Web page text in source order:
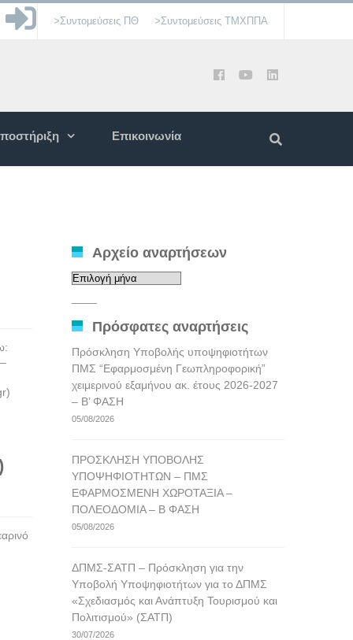
>Συντομεύσεις ΠΘ >Συντομεύσεις ΤΜΧΠΠΑ
Επικοινωνία
Αρχείο αναρτήσεων
Αρχείο
Πρόσφατες αναρτήσεις
Πρόσκληση Υποβολής υποψηφιοτήτων
ΠΜΣ “Εφαρμοσμένη Γεωπληροφορική”
χειμερινού εξαμήνου ακ. έτους 2026-2027
– Β’ ΦΑΣΗ
05/08/2026
ΠΡΟΣΚΛΗΣΗ ΥΠΟΒΟΛΗΣ
ΥΠΟΨΗΦΙΟΤΗΤΩΝ – ΠΜΣ
ΕΦΑΡΜΟΣΜΕΝΗ ΧΩΡΟΤΑΞΙΑ –
ΠΟΛΕΟΔΟΜΙΑ – Β ΦΑΣΗ
05/08/2026
ΔΠΜΣ-ΣΑΤΠ – Πρόσκληση για την
Υποβολή Υποψηφιοτήτων για το ΔΠΜΣ
«Σχεδιασμός και Ανάπτυξη Τουρισμού και
Πολιτισμού» (ΣΑΤΠ)
30/07/2026